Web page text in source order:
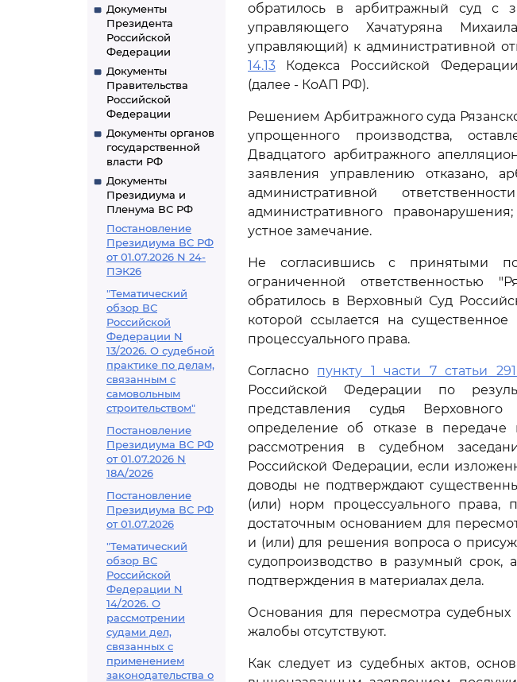
Документы
Президента
Российской
Федерации
Документы
Правительства
Российской
Федерации
Документы органов
государственной
власти РФ
Документы
Президиума и
Пленума ВС РФ
Постановление
Президиума ВС РФ
от 01.07.2026 N 24-
ПЭК26
"Тематический
обзор ВС
Российской
Федерации N
13/2026. О судебной
практике по делам,
связанным с
самовольным
строительством"
Постановление
Президиума ВС РФ
от 01.07.2026 N
18А/2026
Постановление
Президиума ВС РФ
от 01.07.2026
"Тематический
обзор ВС
Российской
Федерации N
14/2026. О
рассмотрении
судами дел,
связанных с
применением
законодательства о
обратилось в арбитражный суд с
управляющего Хачатуряна
управляющий) к административной
14.13 Кодекса Российской
(далее - КоАП РФ).
Решением Арбитражного суда
упрощенного производства,
Двадцатого арбитражного
заявления управлению отказано,
административной
административного
устное замечание.
Не согласившись с принятыми
ограниченной ответственностью
обратилось в Верховный Суд
которой ссылается на
процессуального права.
Согласно пункту 1 части 7 статьи
Российской Федерации по
представления судья
определение об отказе в передаче
рассмотрения в судебном
Российской Федерации, если
доводы не подтверждают
(или) норм процессуального
достаточным основанием для
и (или) для решения вопроса о
судопроизводство в разумный срок,
подтверждения в материалах дела.
Основания для пересмотра
жалобы отсутствуют.
Как следует из судебных актов,